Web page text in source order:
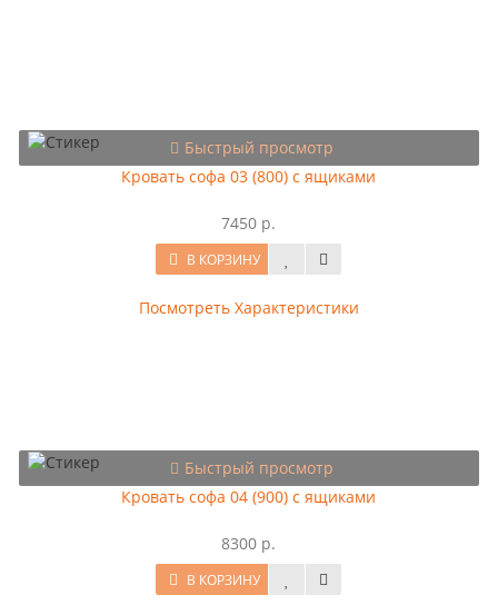
Быстрый просмотр
Кровать софа 03 (800) с ящиками
7450 р.
В КОРЗИНУ
Посмотреть Характеристики
Быстрый просмотр
Кровать софа 04 (900) с ящиками
8300 р.
В КОРЗИНУ